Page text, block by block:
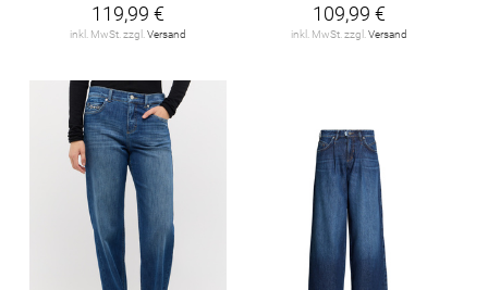
119,99 €
inkl. MwSt. zzgl. Versand
109,99 €
inkl. MwSt. zzgl. Versand